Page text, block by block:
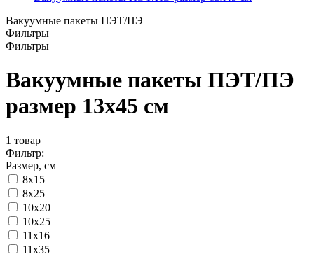
Вакуумные пакеты ПЭТ/ПЭ
Фильтры
Фильтры
Вакуумные пакеты ПЭТ/ПЭ
размер 13x45 см
1 товар
Фильтр:
Размер, см
8x15
8х25
10x20
10x25
11x16
11х35